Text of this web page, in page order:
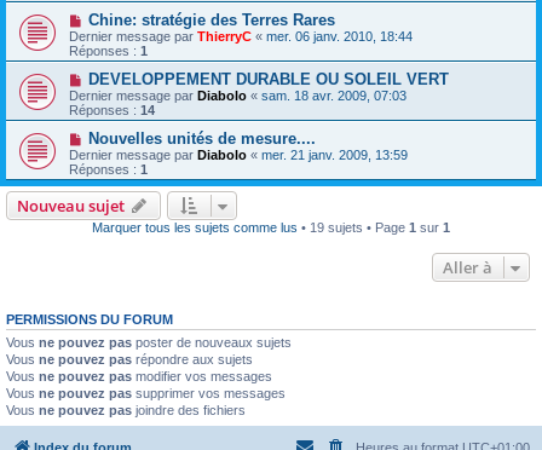
Chine: stratégie des Terres Rares
Dernier message par ThierryC « mer. 06 janv. 2010, 18:44
Réponses : 1
DEVELOPPEMENT DURABLE OU SOLEIL VERT
Dernier message par Diabolo « sam. 18 avr. 2009, 07:03
Réponses : 14
Nouvelles unités de mesure....
Dernier message par Diabolo « mer. 21 janv. 2009, 13:59
Réponses : 1
Nouveau sujet
Marquer tous les sujets comme lus • 19 sujets • Page 1 sur 1
Aller à
PERMISSIONS DU FORUM
Vous ne pouvez pas poster de nouveaux sujets
Vous ne pouvez pas répondre aux sujets
Vous ne pouvez pas modifier vos messages
Vous ne pouvez pas supprimer vos messages
Vous ne pouvez pas joindre des fichiers
Index du forum Heures au format UTC+01:00